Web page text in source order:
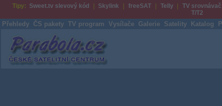
Tipy: Sweet.tv slevový kód Skylink freeSAT Telly
TV srovnávač
T/T2
Přehledy ČS pakety TV program Vysílače Galerie Satelity Katalog
Parabola.cz